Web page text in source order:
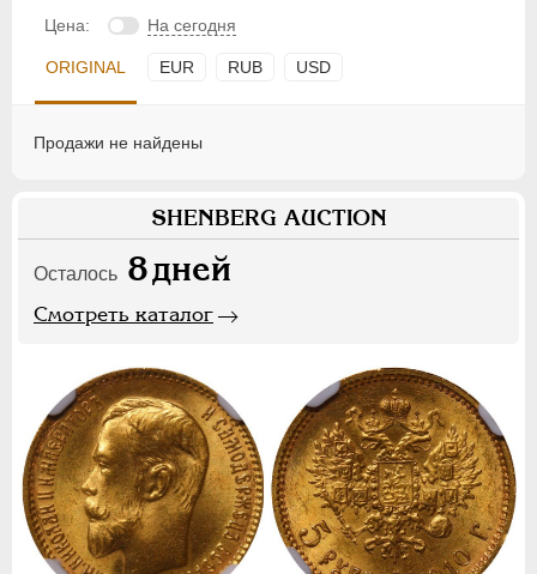
Цена: На сегодня
ORIGINAL EUR RUB USD
Продажи не найдены
SHENBERG AUCTION
Осталось 8дней
Смотреть каталог